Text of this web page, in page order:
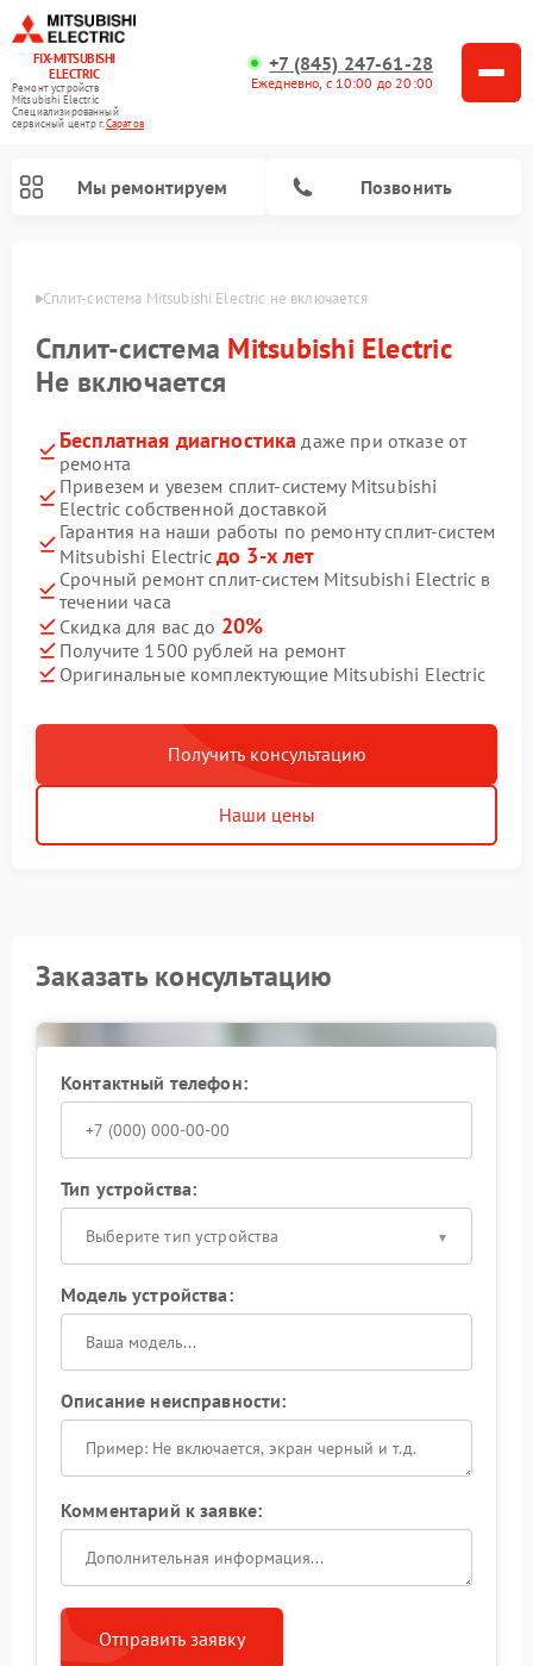
FIX-MITSUBISHI
ELECTRIC
Ремонт устройств
Mitsubishi Electric
Специализированный
cервисный центр г.Саратов
+7 (845) 247-61-28
Ежедневно, с 10:00 до 20:00
Мы ремонтируем Позвонить
Сплит-система Mitsubishi Electric не включается
Сплит-система Mitsubishi Electric
Не включается
Бесплатная диагностика даже при отказе от
ремонта
Привезем и увезем сплит-систему Mitsubishi
Electric собственной доставкой
Гарантия на наши работы по ремонту сплит-систем
Mitsubishi Electric до 3-х лет
Срочный ремонт сплит-систем Mitsubishi Electric в
течении часа
Скидка для вас до 20%
Получите 1500 рублей на ремонт
Оригинальные комплектующие Mitsubishi Electric
Получить консультацию
Наши цены
Заказать консультацию
Контактный телефон:
Тип устройства:
Выберите тип устройства
Модель устройства:
Описание неисправности:
Комментарий к заявке:
Отправить заявку